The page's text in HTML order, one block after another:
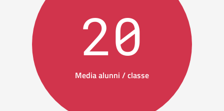
20
Media alunni / classe